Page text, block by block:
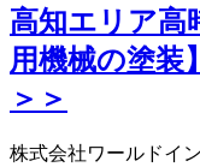
高知エリア高
用機械の塗装
＞＞
株式会社ワールドイ